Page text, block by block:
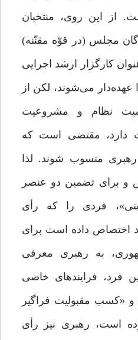
از این روی، منتخبان
مجلس (در قوّه مقنّنه)
کارگزار ارشد اجرایی
می‌شوند، لکن از
نظام و مشروعیت
دارد، مقتضی است که
منسوب شوند. لذا
و برای تضمین دو عنصر
فردی را که رأی
اختصاص داده است برای
به رهبری معرفی
فرد، فرایندهای خاصی
«کسب مقبولیت فراگیر
است، رهبری نیز رأی